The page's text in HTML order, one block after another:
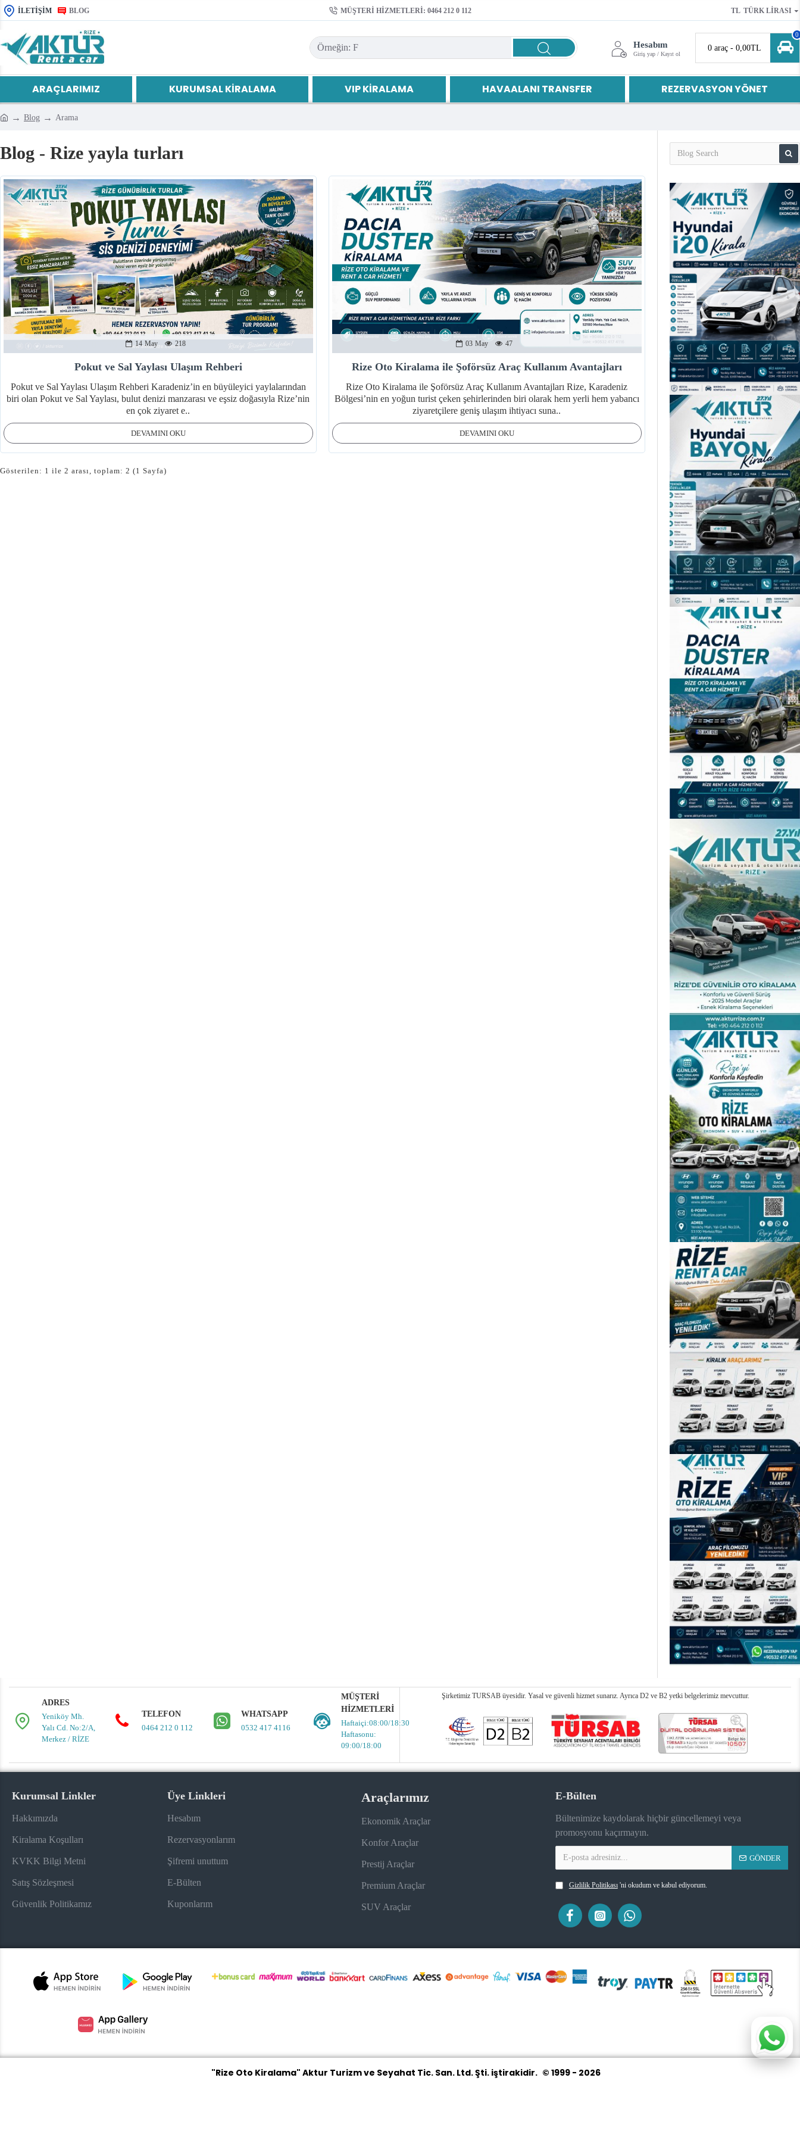
İLETIŞIM BLOG MÜŞTERI HIZMETLERI: 0464 212 0 112 TL TÜRK LIRASI
Hesabım
Giriş yap / Kayıt ol
0 araç - 0,00TL
0
ARAÇLARIMIZ KURUMSAL KIRALAMA VIP KIRALAMA HAVAALANI TRANSFER REZERVASYON YÖNET
Blog Arama
Blog - Rize yayla turları
14 May 218
Pokut ve Sal Yaylası Ulaşım Rehberi
Pokut ve Sal Yaylası Ulaşım Rehberi Karadeniz’in en büyüleyici yaylalarından
biri olan Pokut ve Sal Yaylası, bulut denizi manzarası ve eşsiz doğasıyla Rize’nin
en çok ziyaret e..
DEVAMINI OKU
03 May 47
Rize Oto Kiralama ile Şoförsüz Araç Kullanım Avantajları
Rize Oto Kiralama ile Şoförsüz Araç Kullanım Avantajları Rize, Karadeniz
Bölgesi’nin en yoğun turist çeken şehirlerinden biri olarak hem yerli hem yabancı
ziyaretçilere geniş ulaşım ihtiyacı suna..
DEVAMINI OKU
Gösterilen: 1 ile 2 arası, toplam: 2 (1 Sayfa)
ADRES
Yeniköy Mh.
Yalı Cd. No:2/A,
Merkez / RİZE
TELEFON
0464 212 0 112
WHATSAPP
0532 417 4116
MÜŞTERI
HIZMETLERI
Haftaiçi:08:00/18:30
Haftasonu:
09:00/18:00
Şirketimiz TURSAB üyesidir. Yasal ve güvenli hizmet sunarız. Ayrıca D2 ve B2 yetki belgelerimiz mevcuttur.
Kurumsal Linkler
Hakkımızda
Kiralama Koşulları
KVKK Bilgi Metni
Satış Sözleşmesi
Güvenlik Politikamız
Üye Linkleri
Hesabım
Rezervasyonlarım
Şifremi unuttum
E-Bülten
Kuponlarım
Araçlarımız
Ekonomik Araçlar
Konfor Araçlar
Prestij Araçlar
Premium Araçlar
SUV Araçlar
E-Bülten
Bültenimize kaydolarak hiçbir güncellemeyi veya
promosyonu kaçırmayın.
GÖNDER
Gizlilik Politikası 'ni okudum ve kabul ediyorum.
"Rize Oto Kiralama" Aktur Turizm ve Seyahat Tic. San. Ltd. Şti. iştirakidir. © 1999 - 2026